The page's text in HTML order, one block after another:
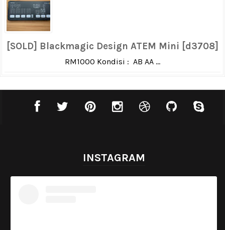
[SOLD] Blackmagic Design ATEM Mini [d3708]
RM1000 Kondisi : AB AA ...
INSTAGRAM